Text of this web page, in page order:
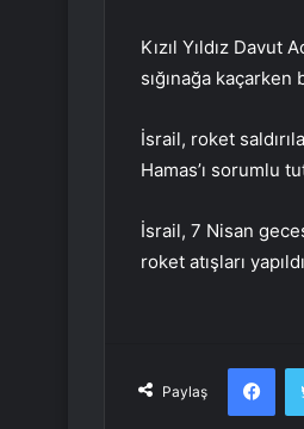
Kızıl Yıldız
sığınağa
İsrail, roket
Hamas’ı sorumlu
İsrail, 7 Nisan
roket atışları
Paylaş